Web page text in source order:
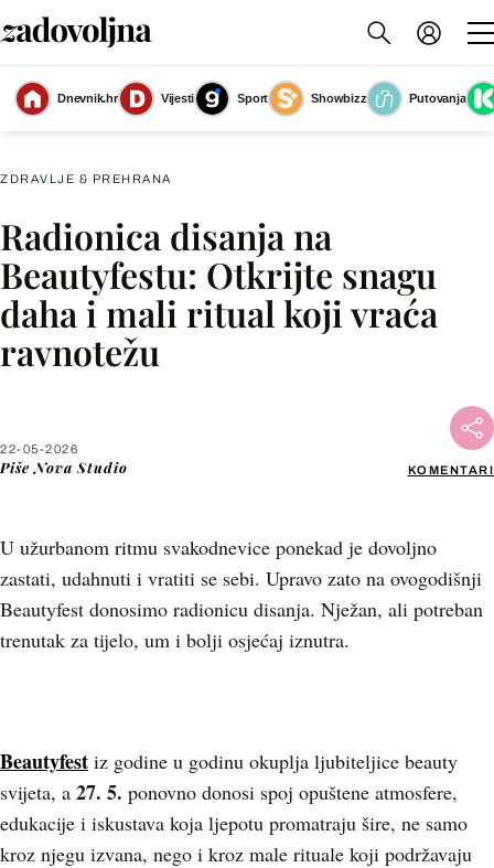
Dnevnik.hr Vijesti Sport Showbizz
Putovanja
Radionica disanja(Foto: AI generated/Nova Studio)
ZDRAVLJE & PREHRANA
Radionica disanja na
Beautyfestu: Otkrijte snagu
daha i mali ritual koji vraća
ravnotežu
22-05-2026
Piše Nova Studio KOMENTARI
U užurbanom ritmu svakodnevice ponekad je dovoljno
zastati, udahnuti i vratiti se sebi. Upravo zato na ovogodišnji
Beautyfest donosimo radionicu disanja. Nježan, ali potreban
trenutak za tijelo, um i bolji osjećaj iznutra.
Facebook
X
Beautyfest iz godine u godinu okuplja ljubiteljice beauty
svijeta, a 27. 5. ponovno donosi spoj opuštene atmosfere,
edukacije i iskustava koja ljepotu promatraju šire, ne samo
kroz njegu izvana, nego i kroz male rituale koji podržavaju